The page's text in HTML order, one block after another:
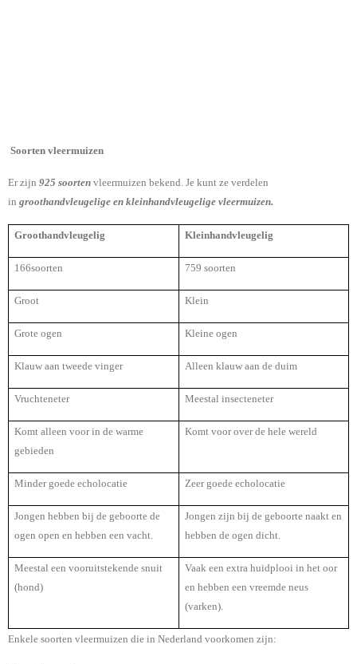
Soorten vleermuizen
Er zijn 925 soorten vleermuizen bekend. Je kunt ze verdelen
in groothandvleugelige en kleinhandvleugelige vleermuizen.
Groothandvleugelig Kleinhandvleugelig
166soorten 759 soorten
Groot Klein
Grote ogen Kleine ogen
Klauw aan tweede vinger Alleen klauw aan de duim
Vruchteneter Meestal insecteneter
Komt alleen voor in de warme
gebieden
Komt voor over de hele wereld
Minder goede echolocatie Zeer goede echolocatie
Jongen hebben bij de geboorte de
ogen open en hebben een vacht.
Jongen zijn bij de geboorte naakt en
hebben de ogen dicht.
Meestal een vooruitstekende snuit
(hond)
Vaak een extra huidplooi in het oor
en hebben een vreemde neus
(varken).
Enkele soorten vleermuizen die in Nederland voorkomen zijn: